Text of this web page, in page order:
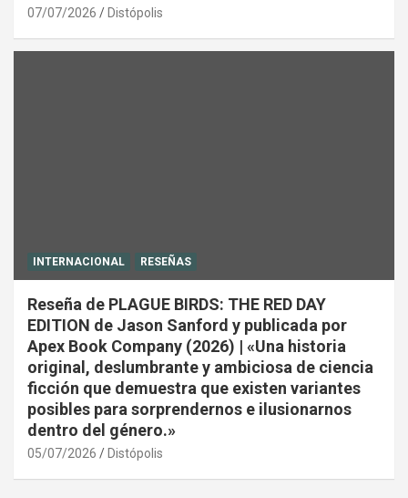
07/07/2026 Distópolis
INTERNACIONAL RESEÑAS
Reseña de PLAGUE BIRDS: THE RED DAY
EDITION de Jason Sanford y publicada por
Apex Book Company (2026) | «Una historia
original, deslumbrante y ambiciosa de ciencia
ficción que demuestra que existen variantes
posibles para sorprendernos e ilusionarnos
dentro del género.»
05/07/2026 Distópolis